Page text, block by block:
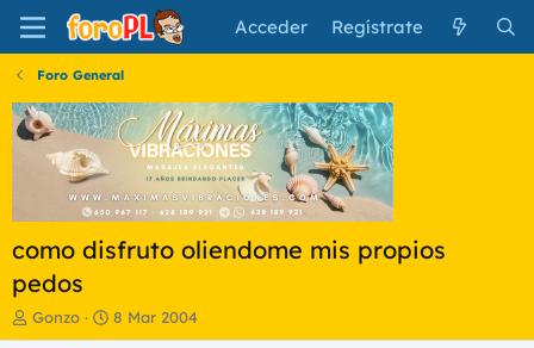
Acceder Regístrate
Foro General
como disfruto oliendome mis propios
pedos
I
n
Gonzo
F
e
8 Mar 2004